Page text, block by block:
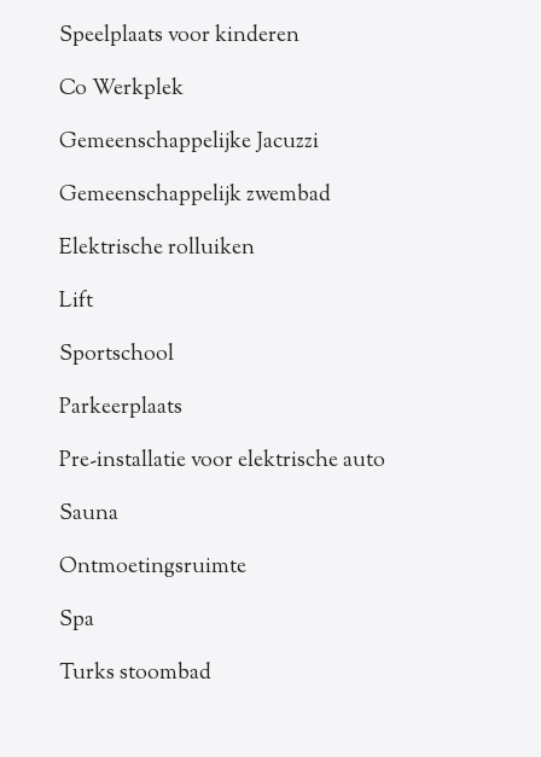
Speelplaats voor kinderen
Co Werkplek
Gemeenschappelijke Jacuzzi
Gemeenschappelijk zwembad
Elektrische rolluiken
Lift
Sportschool
Parkeerplaats
Pre-installatie voor elektrische auto
Sauna
Ontmoetingsruimte
Spa
Turks stoombad